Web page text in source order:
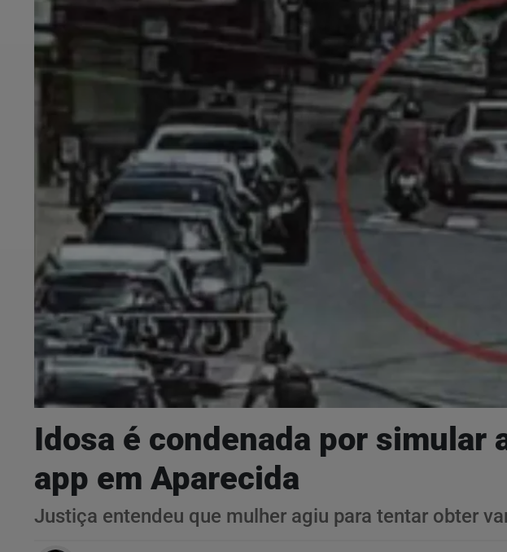
Idosa é condenada por simular
app em Aparecida
Justiça entendeu que mulher agiu para tentar obter